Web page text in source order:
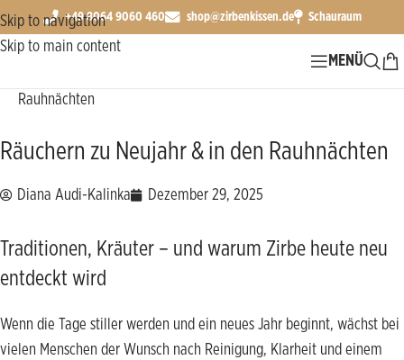
Skip to navigation
Skip to main content
+49 8064 9060 460 shop@zirbenkissen.de Schauraum
MENÜ
Rauhnächten
Räuchern zu Neujahr & in den Rauhnächten
Diana Audi-Kalinka Dezember 29, 2025
Traditionen, Kräuter – und warum Zirbe heute neu
entdeckt wird
Wenn die Tage stiller werden und ein neues Jahr beginnt, wächst bei
vielen Menschen der Wunsch nach Reinigung, Klarheit und einem